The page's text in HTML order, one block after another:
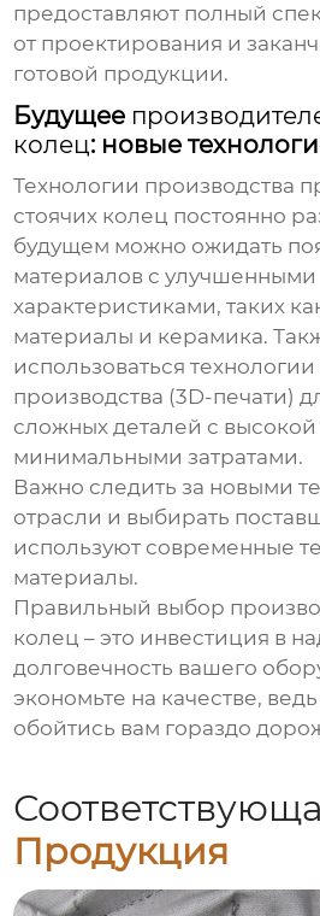
предоставляют полный
от проектирования и
готовой продукции.
Будущее
колец: новые
Технологии производства
стоячих колец постоянно
будущем можно ожидать
материалов с улучшенными
характеристиками, таких
материалы и керамика.
использоваться
производства (3D-печати)
сложных деталей с высокой
минимальными затратами.
Важно следить за новыми
отрасли и выбирать
используют современные
материалы.
Правильный выбор
колец – это инвестиция в
долговечность вашего
экономьте на качестве,
обойтись вам гораздо
Продукция